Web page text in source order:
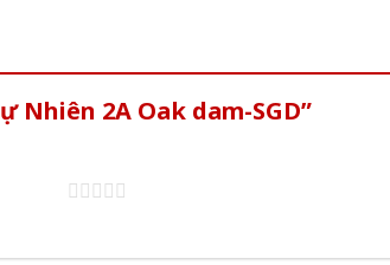
Nhiên 2A Oak dam-SGD”